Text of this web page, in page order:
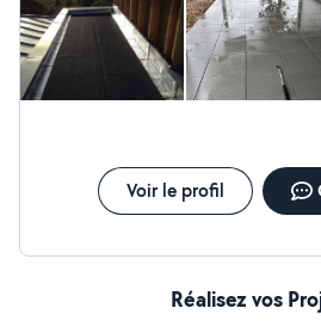
Voir le profil
Réalisez vos